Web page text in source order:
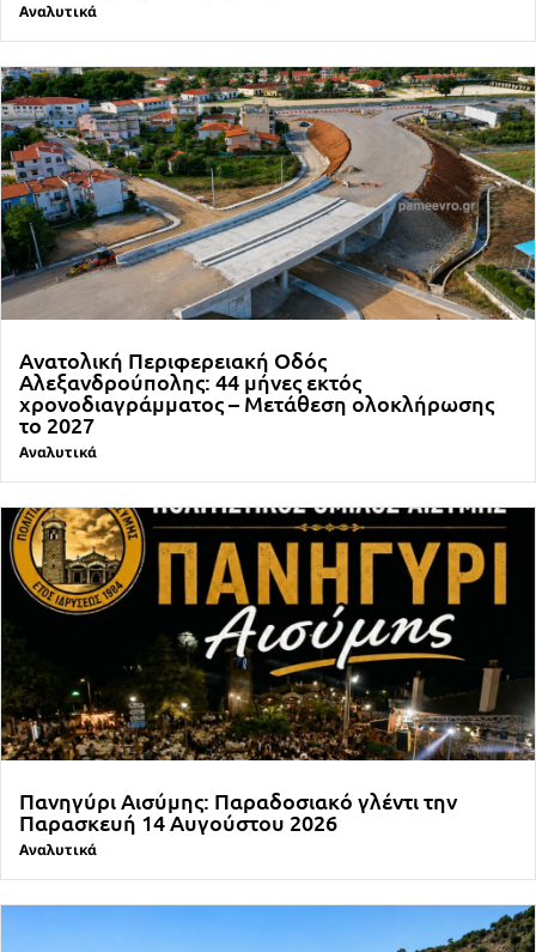
Αναλυτικά
Ανατολική Περιφερειακή Οδός
Αλεξανδρούπολης: 44 μήνες εκτός
χρονοδιαγράμματος – Μετάθεση ολοκλήρωσης
το 2027
Αναλυτικά
Πανηγύρι Αισύμης: Παραδοσιακό γλέντι την
Παρασκευή 14 Αυγούστου 2026
Αναλυτικά